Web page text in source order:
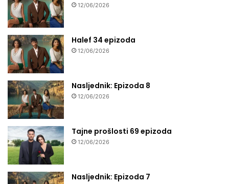
12/06/2026
Halef 34 epizoda
12/06/2026
Nasljednik: Epizoda 8
12/06/2026
Tajne prošlosti 69 epizoda
12/06/2026
Nasljednik: Epizoda 7